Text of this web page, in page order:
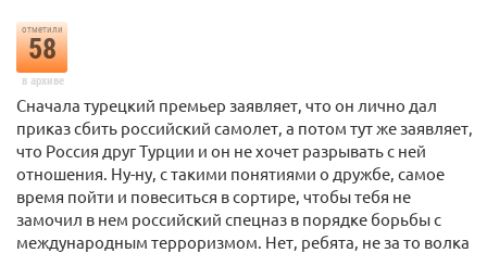
отметили
58
в архиве
Сначала турецкий премьер заявляет, что он лично дал
приказ сбить российский самолет, а потом тут же заявляет,
что Россия друг Турции и он не хочет разрывать с ней
отношения. Ну-ну, с такими понятиями о дружбе, самое
время пойти и повеситься в сортире, чтобы тебя не
замочил в нем российский спецназ в порядке борьбы с
международным терроризмом. Нет, ребята, не за то волка